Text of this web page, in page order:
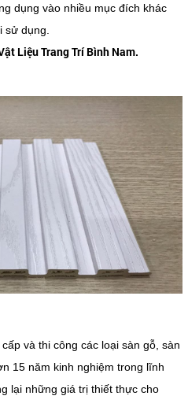
dụng vào nhiều mục đích khác
sử dụng.
Liệu Trang Trí Bình Nam.
và thi công các loại sàn gỗ, sàn
15 năm kinh nghiệm trong lĩnh
lại những giá trị thiết thực cho